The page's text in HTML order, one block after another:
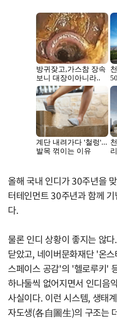
올해 국내 인디가 30주년을
터테인먼트 30주년과 함께
다.
물론 인디 상황이 좋지는 않
닫았고, 네이버문화재단 '온
스페이스 공감'의 '헬로루키'
하나둘씩 없어지면서 인디음
사실이다. 이런 시스템, 생태
자도생(各自圖生)의 구조는